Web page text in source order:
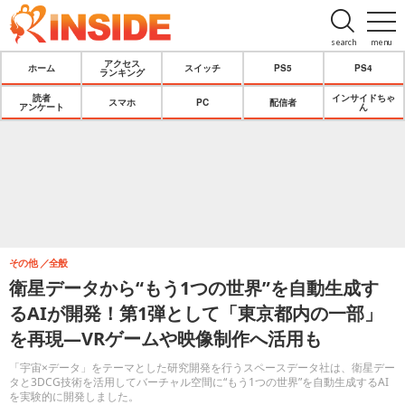
menu
search
ホーム
アクセス
ランキング
スイッチ PS5 PS4
読者
アンケート
スマホ PC 配信者
インサイドちゃ
ん
衛星データから“もう1つの世界”を自動生成す
るAIが開発！第1弾として「東京都内の一部」
を再現―VRゲームや映像制作へ活用も
「宇宙×データ」をテーマとした研究開発を行うスペースデータ社は、衛星デー
タと3DCG技術を活用してバーチャル空間に“もう1つの世界”を自動生成するAI
を実験的に開発しました。
その他 全般